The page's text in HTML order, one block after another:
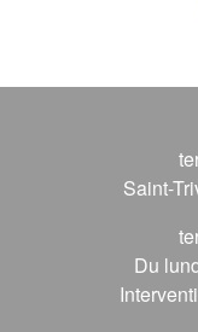
Saint-
Du